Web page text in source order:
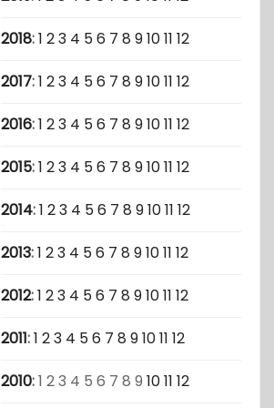
2018:1 23 4 56 7 8 91011 12
2017:1 23 4 56 7 8 91011 12
2016:1 23 4 56 7 8 91011 12
2015:1 23 4 56 7 8 91011 12
2014:1 23 4 56 7 8 91011 12
2013:1 23 4 56 7 8 91011 12
2012:1 23 4 56 7 8 91011 12
2011:1 23 4 56 7 8 91011 12
2010:1 23 4 5 6 7 8 9 1011 12